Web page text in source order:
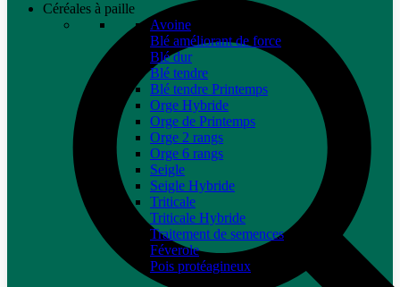
Céréales à paille
Avoine
Blé améliorant de force
Blé dur
Blé tendre
Blé tendre Printemps
Orge Hybride
Orge de Printemps
Orge 2 rangs
Orge 6 rangs
Seigle
Seigle Hybride
Triticale
Triticale Hybride
Traitement de semences
Féverole
Pois protéagineux